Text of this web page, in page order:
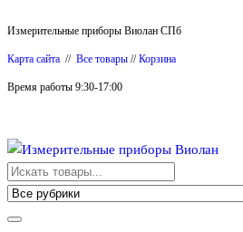
к
содержимому
Измерительные приборы Виолан СПб
Карта сайта // Все товары //Корзина
Время работы 9:30-17:00
Измерительные приборы Виолан